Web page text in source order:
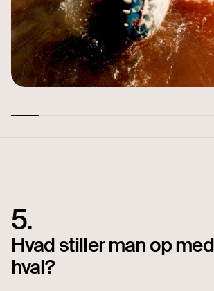
5.
Hvad stiller man op
hval?